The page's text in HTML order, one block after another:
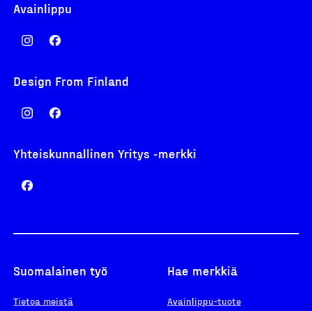
Avainlippu
Design From Finland
Yhteiskunnallinen Yritys -merkki
Suomalainen työ
Tietoa meistä
Hae merkkiä
Avainlippu-tuote